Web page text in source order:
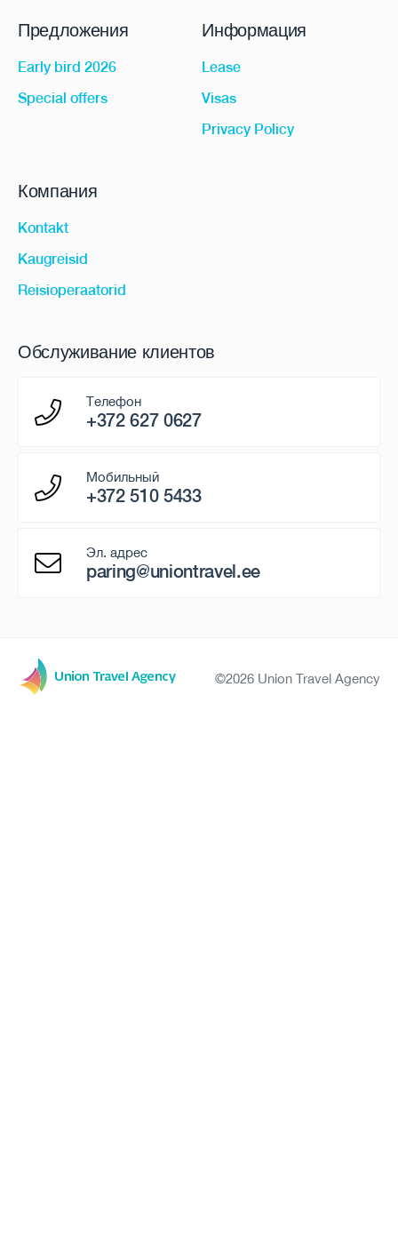
Предложения
Early bird 2026
Special offers
Информация
Lease
Visas
Privacy Policy
Компания
Kontakt
Kaugreisid
Reisioperaatorid
Обслуживание клиентов
Телефон
+372 627 0627
Мобильный
+372 510 5433
Эл. адрес
paring@uniontravel.ee
©2026 Union Travel Agency